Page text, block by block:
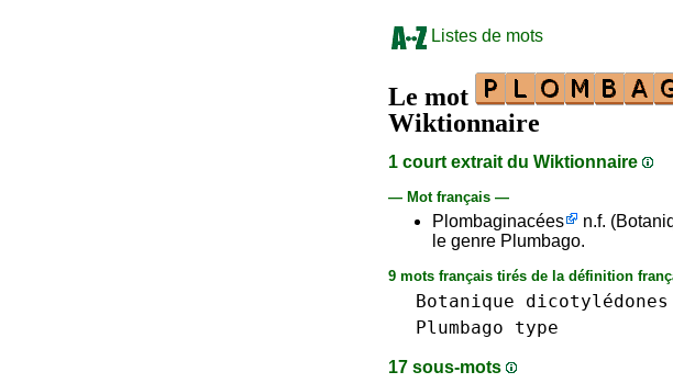
Listes de mots
Le mot
Wiktionnaire
1 court extrait du Wiktionnaire
— Mot français —
Plombaginacées
n.f.
le genre Plumbago.
9 mots français tirés de la définition
Botanique dicotylédones
Plumbago
type
17 sous-mots